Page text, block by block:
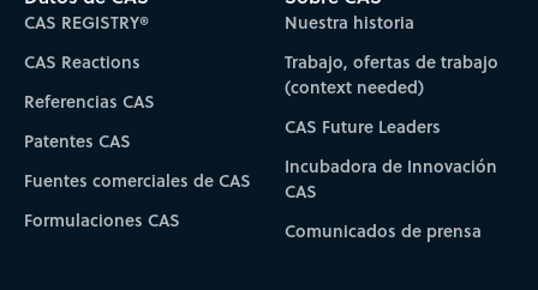
CAS REGISTRY®
CAS Reactions
Referencias CAS
Patentes CAS
Fuentes comerciales de CAS
Formulaciones CAS
Nuestra historia
Trabajo, ofertas de trabajo
(context needed)
CAS Future Leaders
Incubadora de Innovación
CAS
Comunicados de prensa